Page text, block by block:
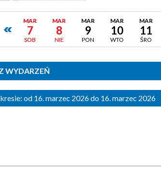
MAR
7
SOB
MAR
8
NIE
MAR
9
PON
MAR
10
WTO
MAR
11
ŚRO
WYDARZEŃ
od 16. marzec 2026 do 16. marzec 2026